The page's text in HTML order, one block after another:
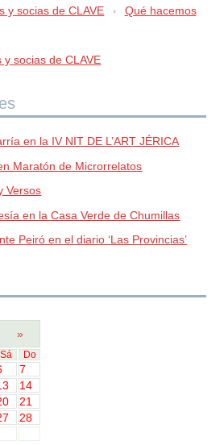
y socias de CLAVE
Qué hacemos
y socias de CLAVE
en la IV NIT DE L’ART JÉRICA
Maratón de Microrrelatos
Versos
en la Casa Verde de Chumillas
Peiró en el diario ‘Las Provincias’
»
Sá Do
7
14
21
28